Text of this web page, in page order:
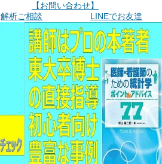
【お問い合わせ】
解析ご相談 LINEでお友達